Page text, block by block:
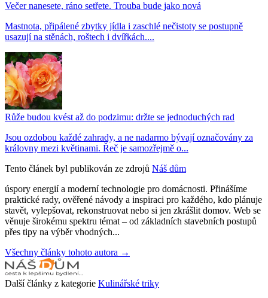
Večer nanesete, ráno setřete. Trouba bude jako nová
Mastnota, připálené zbytky jídla i zaschlé nečistoty se postupně
usazují na stěnách, roštech i dvířkách....
Růže budou kvést až do podzimu: držte se jednoduchých rad
Jsou ozdobou každé zahrady, a ne nadarmo bývají označovány za
královny mezi květinami. Řeč je samozřejmě o...
Tento článek byl publikován ze zdrojů Náš dům
úspory energií a moderní technologie pro domácnosti. Přinášíme
praktické rady, ověřené návody a inspiraci pro každého, kdo plánuje
stavět, vylepšovat, rekonstruovat nebo si jen zkrášlit domov. Web se
věnuje širokému spektru témat – od základních stavebních postupů
přes tipy na výběr vhodných...
Všechny články tohoto autora →
Další články z kategorie Kulinářské triky